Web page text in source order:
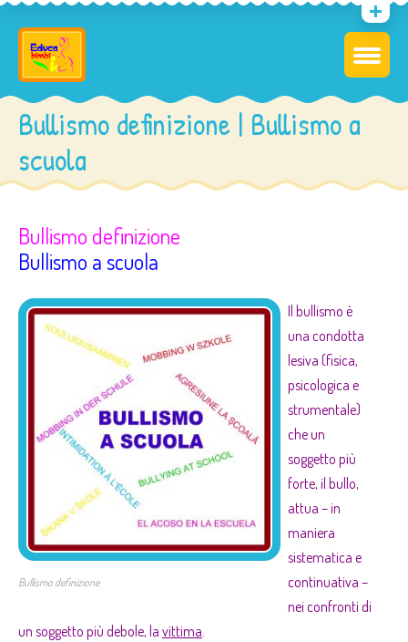
Bullismo definizione | Bullismo a
scuola
Bullismo definizione
Bullismo a scuola
Bullismo definizione
Il bullismo è
una condotta
lesiva (fisica,
psicologica e
strumentale)
che un
soggetto più
forte, il bullo,
attua – in
maniera
sistematica e
continuativa –
nei confronti di
un soggetto più debole, la vittima.